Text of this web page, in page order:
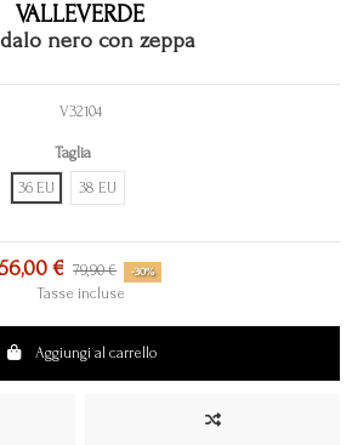
nero con zeppa
VALLEVERDE
V32104
Taglia
36 EU 38 EU
56,00 € 79,90 € -30%
Tasse incluse
Aggiungi al carrello